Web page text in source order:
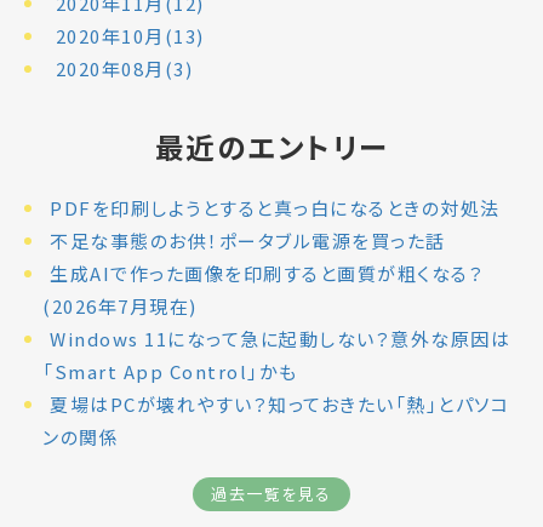
2020年10月(13)
2020年08月(3)
最近のエントリー
PDFを印刷しようとすると真っ白になるときの対処法
不足な事態のお供！ポータブル電源を買った話
生成AIで作った画像を印刷すると画質が粗くなる？
(2026年7月現在)
Windows 11になって急に起動しない？意外な原因は
「Smart App Control」かも
夏場はPCが壊れやすい？知っておきたい「熱」とパソコ
ンの関係
過去一覧を見る